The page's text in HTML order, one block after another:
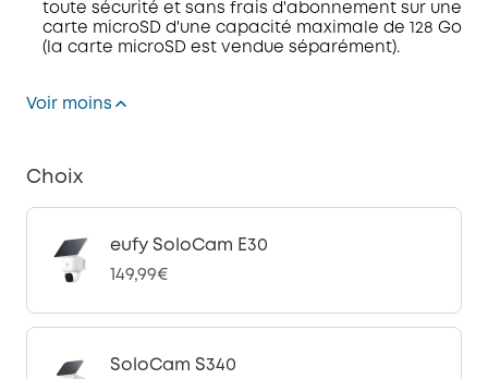
toute sécurité et sans frais d'abonnement sur une
carte microSD d'une capacité maximale de 128 Go
(la carte microSD est vendue séparément).
Voir moins
Choix
eufy SoloCam E30
149,99€
SoloCam S340